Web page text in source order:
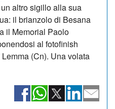
altro sigillo alla sua
il brianzolo di Besana
il Memorial Paolo
al fotofinish
(Cn). Una volata